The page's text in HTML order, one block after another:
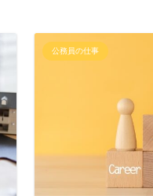
公務員の仕事